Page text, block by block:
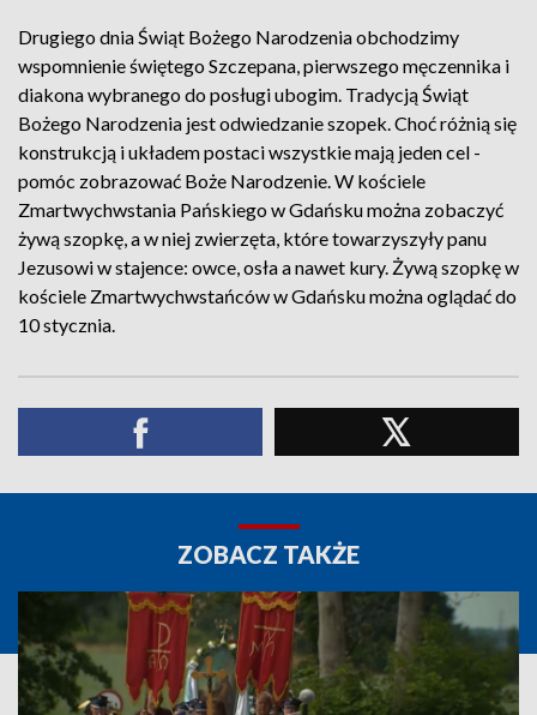
Drugiego dnia Świąt Bożego Narodzenia obchodzimy
wspomnienie świętego Szczepana, pierwszego męczennika i
diakona wybranego do posługi ubogim. Tradycją Świąt
Bożego Narodzenia jest odwiedzanie szopek. Choć różnią się
konstrukcją i układem postaci wszystkie mają jeden cel -
pomóc zobrazować Boże Narodzenie. W kościele
Zmartwychwstania Pańskiego w Gdańsku można zobaczyć
żywą szopkę, a w niej zwierzęta, które towarzyszyły panu
Jezusowi w stajence: owce, osła a nawet kury. Żywą szopkę w
kościele Zmartwychwstańców w Gdańsku można oglądać do
10 stycznia.
ZOBACZ TAKŻE